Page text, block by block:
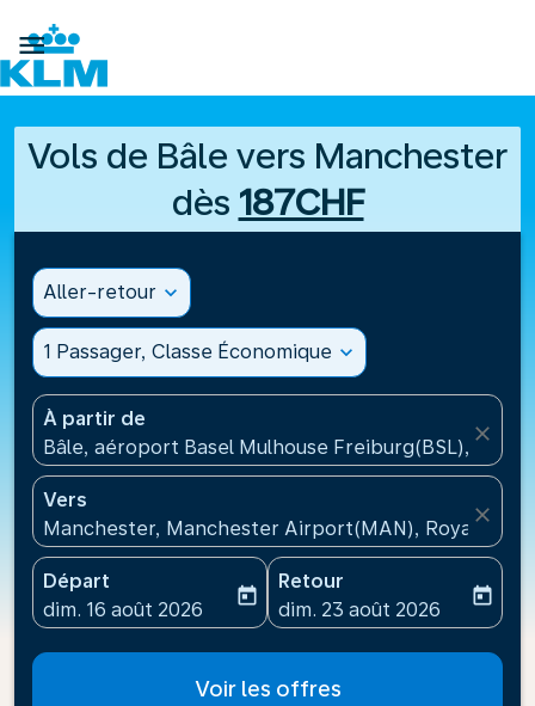

Vols de Bâle vers Manchester
dès 187CHF
Aller-retour expand_more
1 Passager, Classe Économique expand_more
À partir de
Bâle, aéroport Basel Mulhouse Freiburg(BSL), Suisse
close
Vers
Manchester, Manchester Airport(MAN), Royaume-
close
Départ
fc-booking-departure-date-aria-label
dim. 16 août 2026
today
Retour
fc-booking-return-date-
dim. 23 août 2026
today
Voir les offres